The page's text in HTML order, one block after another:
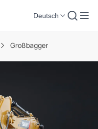
Deutsch
Großbagger